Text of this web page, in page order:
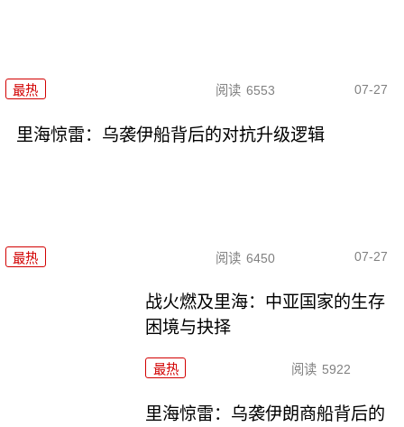
最热 阅读 6553 07-27
里海惊雷：乌袭伊船背后的对抗升级逻辑
最热 阅读 6450 07-27
战火燃及里海：中亚国家的生存
困境与抉择
最热 阅读 5922
里海惊雷：乌袭伊朗商船背后的